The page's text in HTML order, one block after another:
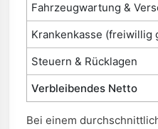
Fahrzeugwartung &
Krankenkasse (freiwillig
Steuern & Rücklagen
Verbleibendes Netto
Bei einem